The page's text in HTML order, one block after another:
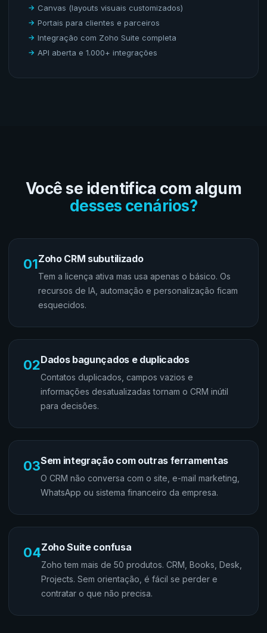
Canvas (layouts visuais customizados)
Portais para clientes e parceiros
Integração com Zoho Suite completa
API aberta e 1.000+ integrações
Você se identifica com algum
desses cenários?
01Zoho CRM subutilizado
Tem a licença ativa mas usa apenas o básico. Os
recursos de IA, automação e personalização ficam
esquecidos.
02Dados bagunçados e duplicados
Contatos duplicados, campos vazios e
informações desatualizadas tornam o CRM inútil
para decisões.
03Sem integração com outras ferramentas
O CRM não conversa com o site, e-mail marketing,
WhatsApp ou sistema financeiro da empresa.
04Zoho Suite confusa
Zoho tem mais de 50 produtos. CRM, Books, Desk,
Projects. Sem orientação, é fácil se perder e
contratar o que não precisa.